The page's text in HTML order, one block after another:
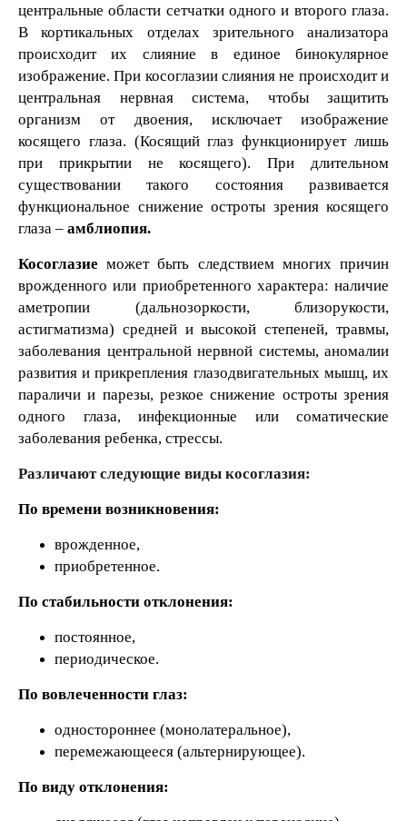
центральные области сетчатки одного и второго глаза.
В кортикальных отделах зрительного анализатора
происходит их слияние в единое бинокулярное
изображение. При косоглазии слияния не происходит и
центральная нервная система, чтобы защитить
организм от двоения, исключает изображение
косящего глаза. (Косящий глаз функционирует лишь
при прикрытии не косящего). При длительном
существовании такого состояния развивается
функциональное снижение остроты зрения косящего
глаза – амблиопия.
Косоглазиеможет быть следствием многих причин
врожденного или приобретенного характера: наличие
аметропии (дальнозоркости, близорукости,
астигматизма) средней и высокой степеней, травмы,
заболевания центральной нервной системы, аномалии
развития и прикрепления глазодвигательных мышц, их
параличи и парезы, резкое снижение остроты зрения
одного глаза, инфекционные или соматические
заболевания ребенка, стрессы.
Различают следующие виды косоглазия:
По времени возникновения:
врожденное,
приобретенное.
По стабильности отклонения:
постоянное,
периодическое.
По вовлеченности глаз:
одностороннее (монолатеральное),
перемежающееся (альтернирующее).
По виду отклонения: